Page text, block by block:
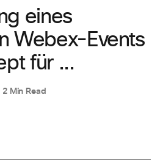
eines
Webex-Events
für ...
2 Min Read